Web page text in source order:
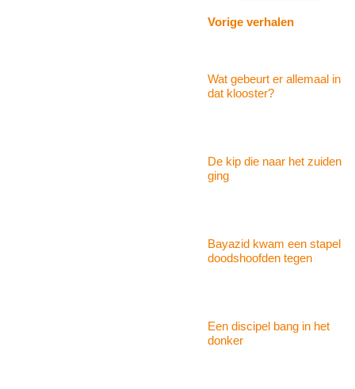
Vorige verhalen
Wat gebeurt er allemaal in
dat klooster?
De kip die naar het zuiden
ging
Bayazid kwam een stapel
doodshoofden tegen
Een discipel bang in het
donker